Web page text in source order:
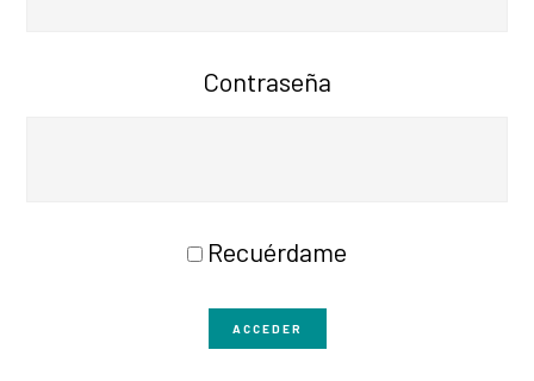
Contraseña
Recuérdame
ACCEDER